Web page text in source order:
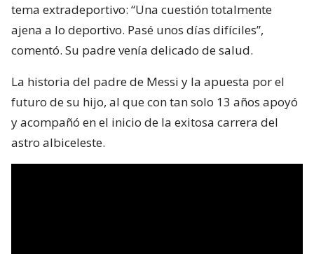
tema extradeportivo: “Una cuestión totalmente
ajena a lo deportivo. Pasé unos días difíciles”,
comentó. Su padre venía delicado de salud.
La historia del padre de Messi y la apuesta por el
futuro de su hijo, al que con tan solo 13 años apoyó
y acompañó en el inicio de la exitosa carrera del
astro albiceleste.